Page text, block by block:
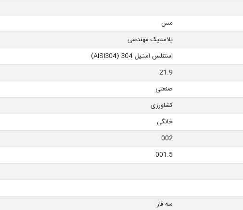
مس
پلاستیک مهندسی
استنلس استیل 304 (AISI304)
21.9
صنعتی
کشاورزی
خانگی
002
001.5
سه فاز